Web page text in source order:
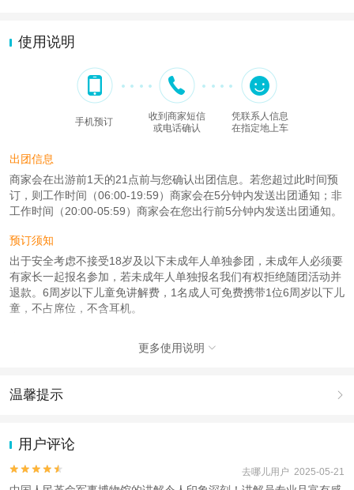
使用说明
手机预订
收到商家短信
或电话确认
凭联系人信息
在指定地上车
出团信息
商家会在出游前1天的21点前与您确认出团信息。若您超过此时间预
订，则工作时间（06:00-19:59）商家会在5分钟内发送出团通知；非
工作时间（20:00-05:59）商家会在您出行前5分钟内发送出团通知。
预订须知
出于安全考虑不接受18岁及以下未成年人单独参团，未成年人必须要
有家长一起报名参加，若未成年人单独报名我们有权拒绝随团活动并
退款。6周岁以下儿童免讲解费，1名成人可免费携带1位6周岁以下儿
童，不占席位，不含耳机。
【使用方法】请您按照集合时间到达集合地址，集合使用；
【场次时间】上午场9：00； 下午场13：00
【集合地址】中国人民革命军事博物馆门口（具体以工作人员短信告
知您的集合地址为准）。
【拼团迟到规则】因游客自身原因造成迟到的，为保证其他按时参加
的参观者的利益以及后续团队顺利进行，讲师不会补时补讲缺失部
更多使用说明 
温馨提示 
动（如跳伞、潜水、滑雪等）前，请务必仔细阅读
2.为普及旅游安全知识及旅游文明公约，使您的旅程顺利圆满完成，
特制定《去哪儿网旅游安全手册》 ，请您认真阅读并切实遵守。
用户评论

 去哪儿用户 2025-05-21